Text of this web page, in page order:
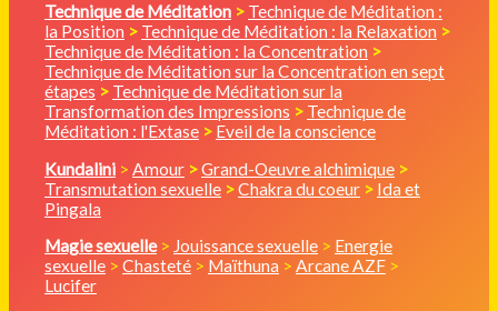
Technique de Méditation > Technique de Méditation :
la Position > Technique de Méditation : la Relaxation >
Technique de Méditation : la Concentration >
Technique de Méditation sur la Concentration en sept
étapes > Technique de Méditation sur la
Transformation des Impressions > Technique de
Méditation : l'Extase > Eveil de la conscience
Kundalini > Amour >Grand-Oeuvre alchimique >
Transmutation sexuelle >Chakra du coeur > Ida et
Pingala
Magie sexuelle> Jouissance sexuelle > Energie
sexuelle > Chasteté > Maïthuna > Arcane AZF >
Lucifer